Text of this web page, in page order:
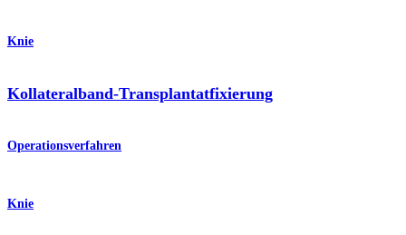
Knie
Kollateralband-Transplantatfixierung
Operationsverfahren
Knie